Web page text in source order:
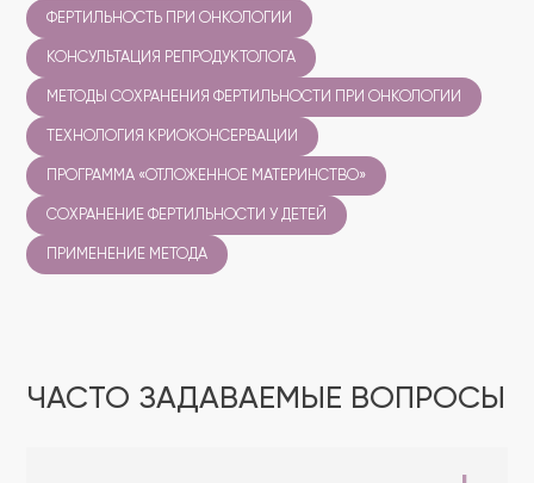
ФЕРТИЛЬНОСТЬ ПРИ ОНКОЛОГИИ
КОНСУЛЬТАЦИЯ РЕПРОДУКТОЛОГА
МЕТОДЫ СОХРАНЕНИЯ ФЕРТИЛЬНОСТИ ПРИ ОНКОЛОГИИ
ТЕХНОЛОГИЯ КРИОКОНСЕРВАЦИИ
ПРОГРАММА «ОТЛОЖЕННОЕ МАТЕРИНСТВО»
СОХРАНЕНИЕ ФЕРТИЛЬНОСТИ У ДЕТЕЙ
ПРИМЕНЕНИЕ МЕТОДА
ЧАСТО ЗАДАВАЕМЫЕ ВОПРОСЫ